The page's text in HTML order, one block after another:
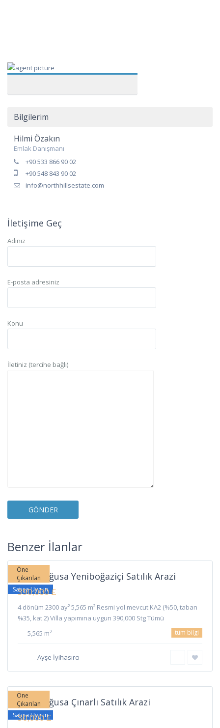
Bilgilerim
Hilmi Özakın
Emlak Danışmanı
+90 533 866 90 02
+90 548 843 90 02
info@northhillsestate.com
İletişime Geç
Adınız
E-posta adresiniz
Konu
İletiniz (tercihe bağlı)
Benzer İlanlar
Gazimağusa
Öne
Çıkarılan
Satışa Uygun
Gazimağusa Yeniboğaziçi Satılık Arazi
390,000 £
4 dönüm 2300 ay² 5,565 m² Resmi yol mevcut KA2 (%50, taban
%35, kat 2) Villa yapımına uygun 390,000 Stg Tümü
5,565 m2 tüm bilgi
Ayşe İyihasırcı
Öne
Çıkarılan
Satışa Uygun
Gazimağusa Çınarlı Satılık Arazi
30,000 £